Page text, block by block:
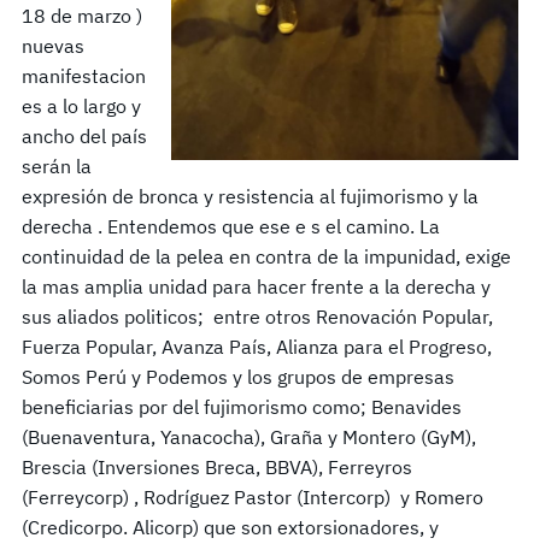
18 de marzo )
nuevas
manifestacion
es a lo largo y
ancho del país
serán la
expresión de bronca y resistencia al fujimorismo y la
derecha . Entendemos que ese e s el camino. La
continuidad de la pelea en contra de la impunidad, exige
la mas amplia unidad para hacer frente a la derecha y
sus aliados politicos; entre otros Renovación Popular,
Fuerza Popular, Avanza País, Alianza para el Progreso,
Somos Perú y Podemos y los grupos de empresas
beneficiarias por del fujimorismo como; Benavides
(Buenaventura, Yanacocha), Graña y Montero (GyM),
Brescia (Inversiones Breca, BBVA), Ferreyros
(Ferreycorp) , Rodríguez Pastor (Intercorp) y Romero
(Credicorpo. Alicorp) que son extorsionadores, y